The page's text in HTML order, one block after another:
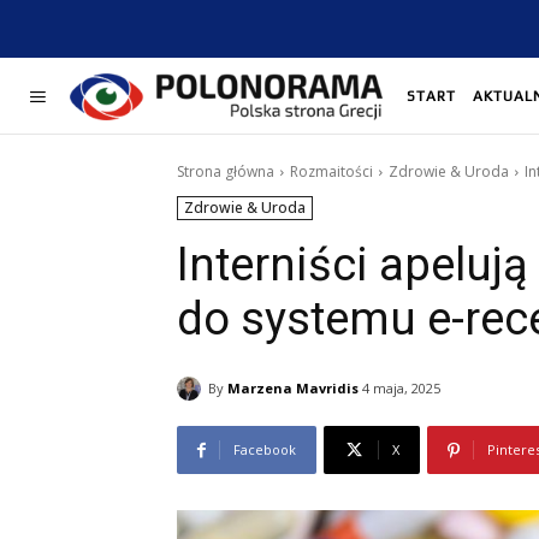
START
Strona główna Rozmaitości Zdrowie & Uroda
Zdrowie & Uroda
Interniści
do systemu e-
By Marzena Mavridis 4 maja, 2025
Facebook X